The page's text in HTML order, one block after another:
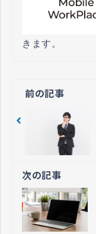
きます。
前の記事
次の記事